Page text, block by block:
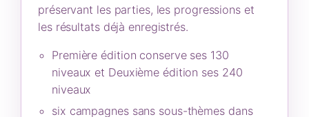
préservant les parties, les progressions et
les résultats déjà enregistrés.
Première édition conserve ses 130
niveaux et Deuxième édition ses 240
niveaux
six campagnes sans sous-thèmes dans